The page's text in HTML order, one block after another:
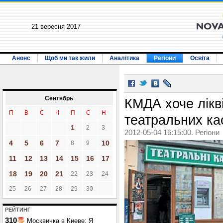
21 вересня 2017
Анонс Щоб ми так жили Аналітика Регіони Освіта
Сентябрь
П В С Ч П С Н
1 2 3
4 5 6 7 8 9
10
11
12 13 14 15 16
17
18
19 20 21 22 23 24
25 26 27 28 29 30
РЕЙТИНГ
310
Москвичка в Киеве: Я
КМДА хоче
театральних
2012-05-04 16:15:00. Регіони